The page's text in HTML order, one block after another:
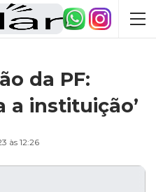
da PF:
a instituição’
às 12:26